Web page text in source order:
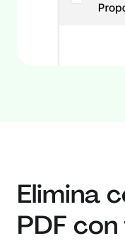
Elimina
PDF